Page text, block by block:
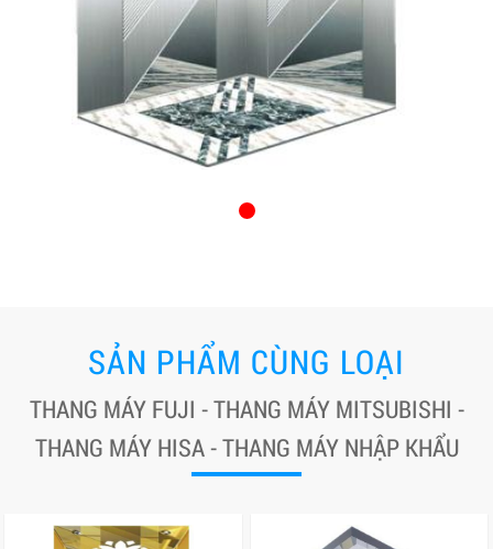
SẢN PHẨM CÙNG LOẠI
THANG MÁY FUJI - THANG MÁY MITSUBISHI -
THANG MÁY HISA - THANG MÁY NHẬP KHẨU